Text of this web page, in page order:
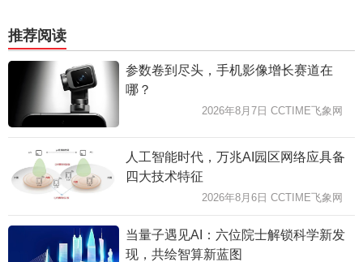
推荐阅读
参数卷到尽头，手机影像增长赛道在
哪？
2026年8月7日 CCTIME飞象网
人工智能时代，万兆AI园区网络应具备
四大技术特征
2026年8月6日 CCTIME飞象网
当量子遇见AI：六位院士解锁科学新发
现，共绘智算新蓝图